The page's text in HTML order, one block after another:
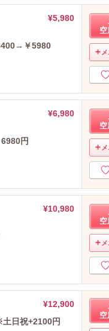
2025年
2025年
2025年5
2025年
2025年
2025年2
2024年
2024年
2024年
2024年
2024年8
2024年7
2024年
2024年
2024年3
2024年
2024年1
2023年
2023年
2023年
2023年
¥5,980
￥5980
¥6,980
円
¥10,980
¥12,900
日祝+2100円